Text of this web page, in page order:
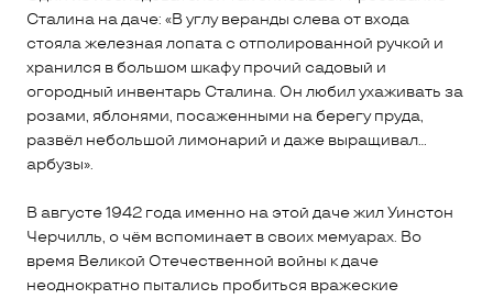
Сталина на даче: «В углу веранды слева от входа
стояла железная лопата с отполированной ручкой и
хранился в большом шкафу прочий садовый и
огородный инвентарь Сталина. Он любил ухаживать за
розами, яблонями, посаженными на берегу пруда,
развёл небольшой лимонарий и даже выращивал…
арбузы».
В августе 1942 года именно на этой даче жил Уинстон
Черчилль, о чём вспоминает в своих мемуарах. Во
время Великой Отечественной войны к даче
неоднократно пытались пробиться вражеские